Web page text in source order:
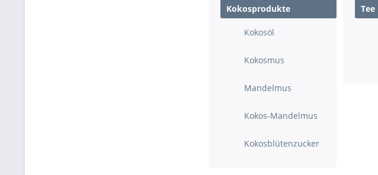
Kokosprodukte
Kokosöl
Kokosmus
Mandelmus
Kokos-Mandelmus
Kokosblütenzucker
Tee